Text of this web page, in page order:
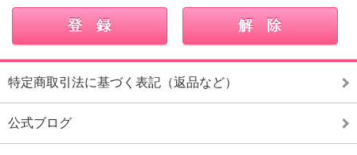
特定商取引法に基づく表記（返品など）
公式ブログ